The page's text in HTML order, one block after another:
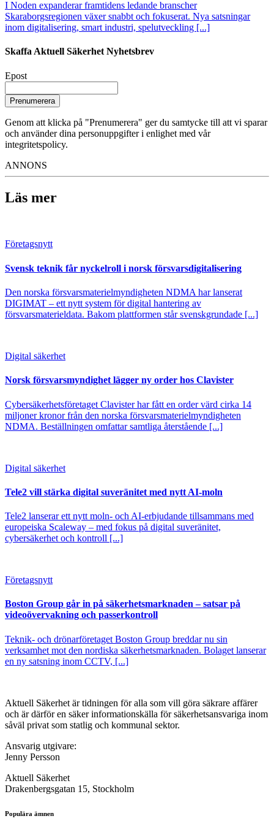
I Noden expanderar framtidens ledande branscher
Skaraborgsregionen växer snabbt och fokuserat. Nya satsningar
inom digitalisering, smart industri, spelutveckling [...]
Skaffa Aktuell Säkerhet Nyhetsbrev
Epost
Prenumerera
Genom att klicka på "Prenumerera" ger du samtycke till att vi sparar
och använder dina personuppgifter i enlighet med vår
integritetspolicy.
ANNONS
Läs mer
Företagsnytt
Svensk teknik får nyckelroll i norsk försvarsdigitalisering
Den norska försvarsmaterielmyndigheten NDMA har lanserat
DIGIMAT – ett nytt system för digital hantering av
försvarsmaterieldata. Bakom plattformen står svenskgrundade [...]
Digital säkerhet
Norsk försvarsmyndighet lägger ny order hos Clavister
Cybersäkerhetsföretaget Clavister har fått en order värd cirka 14
miljoner kronor från den norska försvarsmaterielmyndigheten
NDMA. Beställningen omfattar samtliga återstående [...]
Digital säkerhet
Tele2 vill stärka digital suveränitet med nytt AI-moln
Tele2 lanserar ett nytt moln- och AI-erbjudande tillsammans med
europeiska Scaleway – med fokus på digital suveränitet,
cybersäkerhet och kontroll [...]
Företagsnytt
Boston Group går in på säkerhetsmarknaden – satsar på
videoövervakning och passerkontroll
Teknik- och drönarföretaget Boston Group breddar nu sin
verksamhet mot den nordiska säkerhetsmarknaden. Bolaget lanserar
en ny satsning inom CCTV, [...]
Aktuell Säkerhet är tidningen för alla som vill göra säkrare affärer
och är därför en säker informationskälla för säkerhets­ansvariga inom
såväl privat som statlig och kommunal sektor.
Ansvarig utgivare:
Jenny Persson
Aktuell Säkerhet
Drakenbergsgatan 15, Stockholm
Populära ämnen